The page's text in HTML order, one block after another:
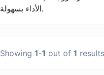
الأداء بسهولة.
Showing 1-1 out of 1